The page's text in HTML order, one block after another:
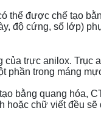
thể được chế tạo
độ cứng, số lớp)
trực anilox.
trong máng
bằng quang hóa,
hoặc chữ viết đều